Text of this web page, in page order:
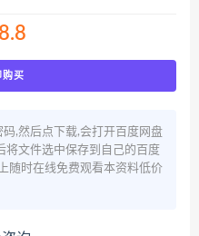
购买
,然后点下载,会打开百度网盘
将文件选中保存到自己的百度
随时在线免费观看本资料低价